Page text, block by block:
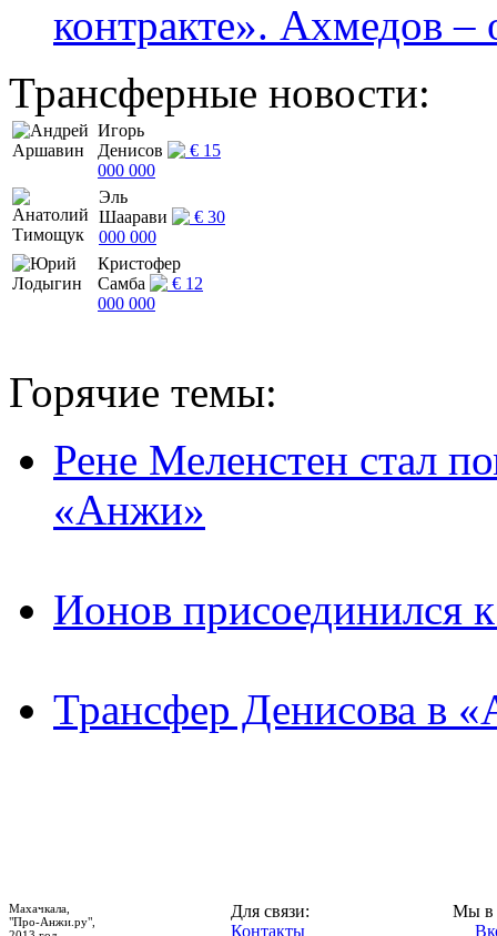
контракте». Ахмедов
Трансферные новости:
Игорь
Денисов
€ 15
000 000
Эль
Шаарави
€ 30
000 000
Кристофер
Самба
€ 12
000 000
Горячие темы:
Рене Меленстен стал
«Анжи»
Ионов присоединился
Трансфер Денисова в
Махачкала,
"Про-Анжи.ру",
Для связи:
Контакты
Мы в